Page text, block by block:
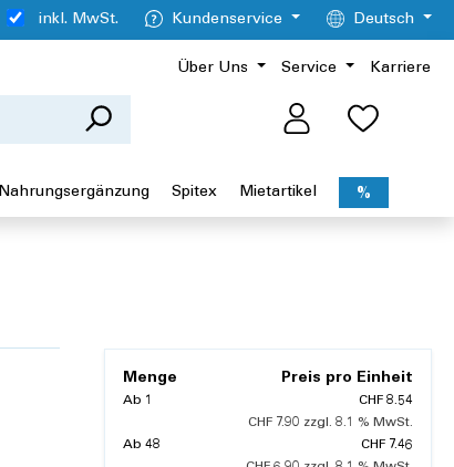
inkl. MwSt. Kundenservice Deutsch
Über Uns Service Karriere
Nahrungsergänzung Spitex Mietartikel %
Menge Preis pro Einheit
Ab 1
CHF 8.54
CHF 7.90 zzgl. 8.1 % MwSt.
Ab 48
CHF 7.46